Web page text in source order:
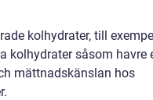
kolhydrater, till
kolhydrater såsom havre
mättnadskänslan hos